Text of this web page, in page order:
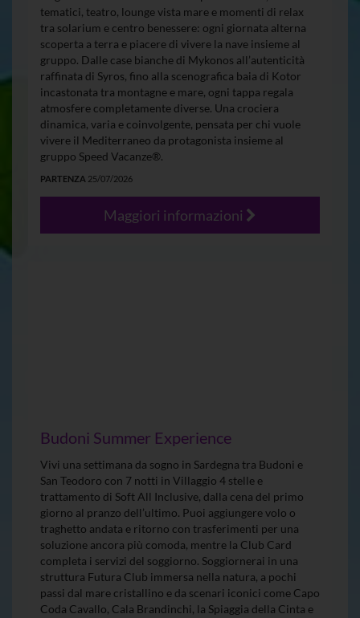
tematici, teatro, lounge vista mare e momenti di relax
tra solarium e centro benessere: ogni giornata alterna
scoperta a terra e piacere di vivere la nave insieme al
gruppo. Dalle case bianche di Mykonos all’autenticità
raffinata di Syros, fino alla scenografica baia di Kotor
incastonata tra montagne e mare, ogni tappa regala
atmosfere completamente diverse. Una crociera
dinamica, varia e coinvolgente, pensata per chi vuole
vivere il Mediterraneo da protagonista insieme al
gruppo Speed Vacanze®.
PARTENZA 25/07/2026
Maggiori informazioni
Budoni Summer Experience
Vivi una settimana da sogno in Sardegna tra Budoni e
San Teodoro con 7 notti in Villaggio 4 stelle e
trattamento di Soft All Inclusive, dalla cena del primo
giorno al pranzo dell’ultimo. Puoi aggiungere volo o
traghetto andata e ritorno con trasferimenti per una
soluzione ancora più comoda, mentre la Club Card
completa i servizi del soggiorno. Soggiornerai in una
struttura Futura Club immersa nella natura, a pochi
passi dal mare cristallino e da scenari iconici come Capo
Coda Cavallo, Cala Brandinchi, la Spiaggia della Cinta e